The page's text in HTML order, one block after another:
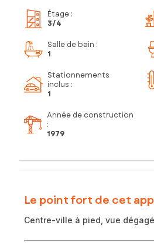
Étage :
3/4
Salle de bain :
1
Stationnements
inclus :
1
Année de construction
:
1979
Le point fort de cet
Centre-ville à pied, vue